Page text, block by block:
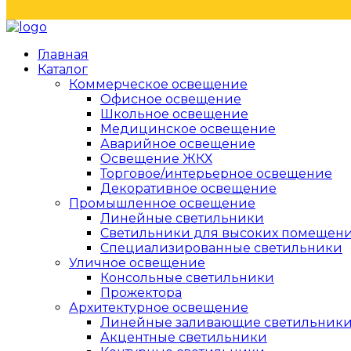
Главная
Каталог
Коммерческое освещение
Офисное освещение
Школьное освещение
Медицинское освещение
Аварийное освещение
Освещение ЖКХ
Торговое/интерьерное освещение
Декоративное освещение
Промышленное освещение
Линейные светильники
Светильники для высоких
Специализированные светильники
Уличное освещение
Консольные светильники
Прожектора
Архитектурное освещение
Линейные заливающие
Акцентные светильники